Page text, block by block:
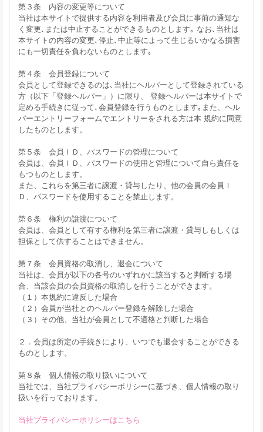
第３条 内容の変更等について
当社は本サイトで提供する内容を利用者及び会員に事前の通知な
く変更､または中止することができるものとします｡ なお､当社は
本サイトの内容の変更､停止､中止等によって生じるいかなる損害
にも一切責任を負わないものとします｡
第４条 会員登録について
会員として登録できるのは､当社にヘルパーとして登録されている
方（以下「登録ヘルパー」）に限り、 登録ヘルパーは本サイトで
定める手続きに従って､会員登録を行うものとします｡また、ヘル
パーエントリーフォームでエントリーをされる方は本 規約に同意
したものとします。
第５条 会員ＩＤ、パスワードの管理について
会員は、会員ＩＤ、パスワードの使用と管理について自ら責任を
もつものとします。
また、これらを第三者に譲渡・貸与したり、他の会員の会員Ｉ
Ｄ、パスワードを使用することを禁止します。
第６条 権利の譲渡について
会員は、会員として有する権利を第三者に譲渡・貸与しもしくは
担保として供することはできません。
第７条 会員資格の取消し、退会について
当社は、会員が以下の各号のいずれかに該当すると判断する場
合、当該会員の会員資格の取消しを行うことができます。
（１）本規約に違反した場合
（２）会員が当社とのヘルパー登録を解除した場合
（３）その他、当社が会員として不適格と判断した場合
２．会員は所定の手続きにより、いつでも退会することができる
ものとします。
第８条 個人情報の取り扱いについて
当社では、当社プライバシーポリシーに基づき、個人情報の取り
扱いを行っております。
当社プライバシーポリシーはこちら